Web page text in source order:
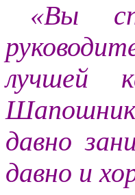
«Вы
лучшей
давно
давно и